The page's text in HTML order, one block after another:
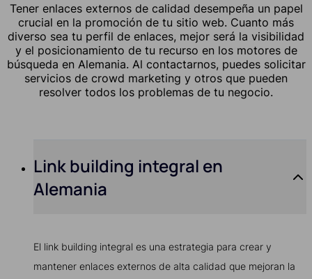
Tener enlaces externos de calidad desempeña un papel
crucial en la promoción de tu sitio web. Cuanto más
diverso sea tu perfil de enlaces, mejor será la visibilidad
y el posicionamiento de tu recurso en los motores de
búsqueda en Alemania. Al contactarnos, puedes solicitar
servicios de crowd marketing y otros que pueden
resolver todos los problemas de tu negocio.
Link building integral en
Alemania
El link building integral es una estrategia para crear y
mantener enlaces externos de alta calidad que mejoran la